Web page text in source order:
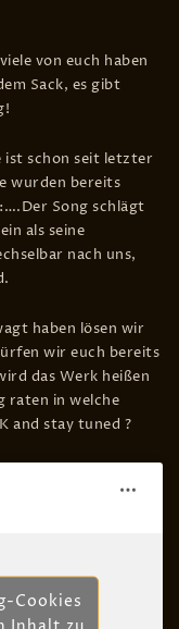
von euch haben
Sack, es gibt
ist schon seit letzter
wurden bereits
Song schlägt
als seine
nach uns,
haben lösen wir
wir euch bereits
das Werk heißen
raten in welche
and stay tuned ?
Cookies